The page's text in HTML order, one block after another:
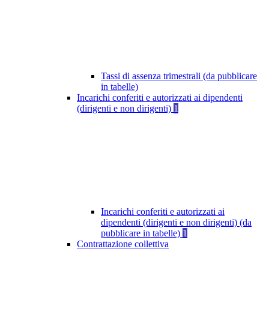
Tassi di assenza trimestrali (da pubblicare
in tabelle)
Incarichi conferiti e autorizzati ai dipendenti
(dirigenti e non dirigenti) 1
Incarichi conferiti e autorizzati ai
dipendenti (dirigenti e non dirigenti) (da
pubblicare in tabelle) 1
Contrattazione collettiva